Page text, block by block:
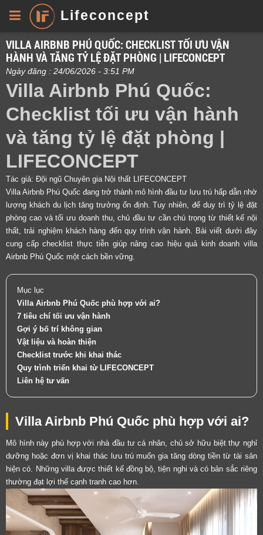
Lifeconcept
VILLA AIRBNB PHÚ QUỐC: CHECKLIST TỐI ƯU VẬN
HÀNH VÀ TĂNG TỶ LỆ ĐẶT PHÒNG | LIFECONCEPT
Ngày đăng : 24/06/2026 - 3:51 PM
Villa Airbnb Phú Quốc:
Checklist tối ưu vận hành
và tăng tỷ lệ đặt phòng |
LIFECONCEPT
Tác giả: Đội ngũ Chuyên gia Nội thất LIFECONCEPT
Villa Airbnb Phú Quốc đang trở thành mô hình đầu tư lưu trú hấp dẫn nhờ
lượng khách du lịch tăng trưởng ổn định. Tuy nhiên, để duy trì tỷ lệ đặt
phòng cao và tối ưu doanh thu, chủ đầu tư cần chú trọng từ thiết kế nội
thất, trải nghiệm khách hàng đến quy trình vận hành. Bài viết dưới đây
cung cấp checklist thực tiễn giúp nâng cao hiệu quả kinh doanh villa
Airbnb Phú Quốc một cách bền vững.
Mục lục
Villa Airbnb Phú Quốc phù hợp với ai?
7 tiêu chí tối ưu vận hành
Gợi ý bố trí không gian
Vật liệu và hoàn thiện
Checklist trước khi khai thác
Quy trình triển khai từ LIFECONCEPT
Liên hệ tư vấn
Villa Airbnb Phú Quốc phù hợp với ai?
Mô hình này phù hợp với nhà đầu tư cá nhân, chủ sở hữu biệt thự nghỉ
dưỡng hoặc đơn vị khai thác lưu trú muốn gia tăng dòng tiền từ tài sản
hiện có. Những villa được thiết kế đồng bộ, tiện nghi và có bản sắc riêng
thường đạt lợi thế cạnh tranh cao hơn.